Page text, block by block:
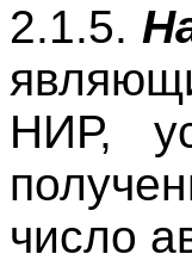
2.1.5.
НИР,
число